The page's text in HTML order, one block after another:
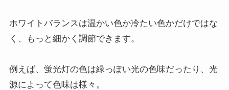
ホワイトバランスは温かい色か冷たい色かだけではな
く、もっと細かく調節できます。
例えば、蛍光灯の色は緑っぽい光の色味だったり、光
源によって色味は様々。